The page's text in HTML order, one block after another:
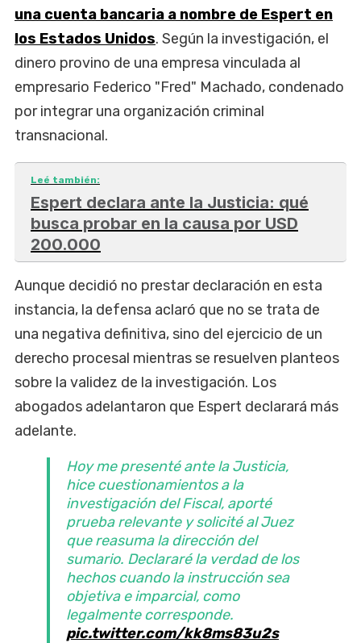
una cuenta bancaria a nombre de Espert en
los Estados Unidos. Según la investigación, el
dinero provino de una empresa vinculada al
empresario Federico "Fred" Machado, condenado
por integrar una organización criminal
transnacional.
Leé también:
Espert declara ante la Justicia: qué
busca probar en la causa por USD
200.000
Aunque decidió no prestar declaración en esta
instancia, la defensa aclaró que no se trata de
una negativa definitiva, sino del ejercicio de un
derecho procesal mientras se resuelven planteos
sobre la validez de la investigación. Los
abogados adelantaron que Espert declarará más
adelante.
Hoy me presenté ante la Justicia,
hice cuestionamientos a la
investigación del Fiscal, aporté
prueba relevante y solicité al Juez
que reasuma la dirección del
sumario. Declararé la verdad de los
hechos cuando la instrucción sea
objetiva e imparcial, como
legalmente corresponde.
pic.twitter.com/kk8ms83u2s